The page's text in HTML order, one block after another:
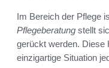
Im Bereich der Pflege
Pflegeberatung stellt
gerückt werden. Diese
einzigartige Situation